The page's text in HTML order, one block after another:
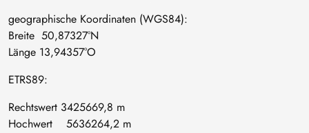
geographische Koordinaten (WGS84):
Breite 50,87327°N
Länge 13,94357°O
ETRS89:
Rechtswert 3425669,8 m
Hochwert 5636264,2 m